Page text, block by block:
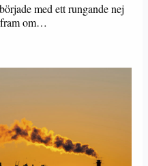
med ett rungande nej
fram om…